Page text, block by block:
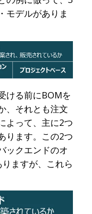
モデルがありま
ける前にBOMを
、それとも注文
よって、主に2つ
ります。この2つ
ックエンドのオ
ますが、これら